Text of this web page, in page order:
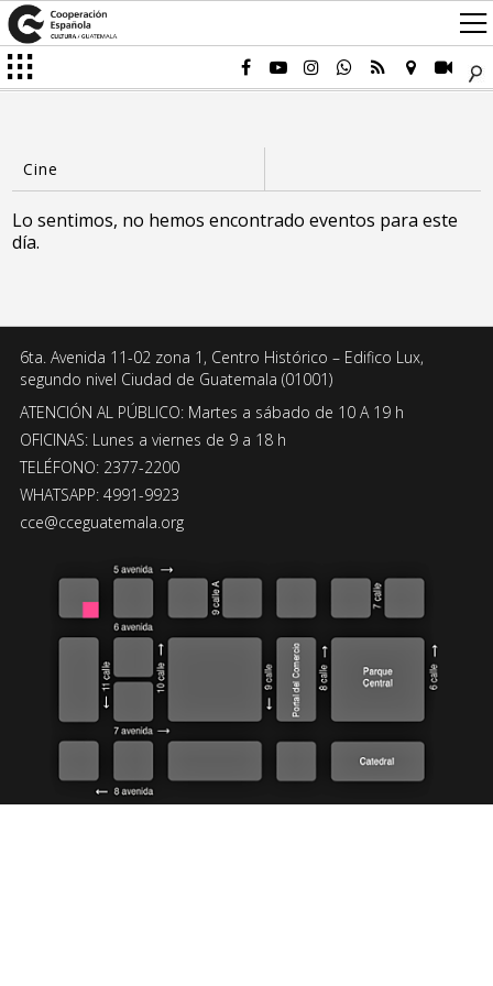
Lo sentimos, no hemos encontrado eventos para este
día.
6ta. Avenida 11-02 zona 1, Centro Histórico – Edifico Lux,
segundo nivel Ciudad de Guatemala (01001)
ATENCIÓN AL PÚBLICO: Martes a sábado de 10 A 19 h
OFICINAS: Lunes a viernes de 9 a 18 h
TELÉFONO: 2377-2200
WHATSAPP: 4991-9923
cce@cceguatemala.org